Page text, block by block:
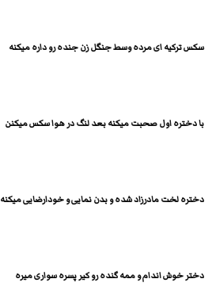
سکس ترکیه ای مرده وسط جنگل زن جنده رو داره میکنه
با دختره اول صحبت میکنه بعد لنگ در هوا سکس میکنن
دختره لخت مادرزاد شده و بدن نمایی و خودارضایی میکنه
دختر خوش اندام و ممه گنده رو کیر پسره سواری میره